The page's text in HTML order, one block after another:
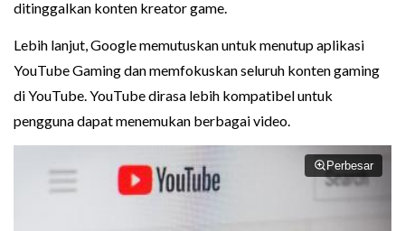
ditinggalkan konten kreator game.
Lebih lanjut, Google memutuskan untuk menutup aplikasi
YouTube Gaming dan memfokuskan seluruh konten gaming
di YouTube. YouTube dirasa lebih kompatibel untuk
pengguna dapat menemukan berbagai video.
Perbesar